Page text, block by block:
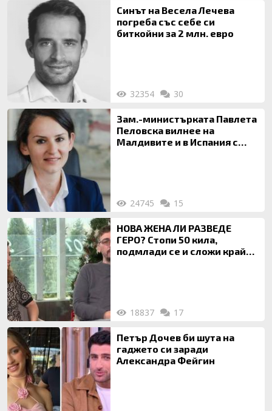
Синът на Весела Лечева
погреба със себе си
биткойни за 2 млн. евро
32354 30
Зам.-министърката Павлета
Пеловска вилнее на
Малдивите и в Испания с
24745 15
НОВА ЖЕНА ЛИ РАЗВЕДЕ
ГЕРО? Стопи 50 кила,
подмлади се и сложи край
18837 17
Петър Дочев би шута на
гаджето си заради
Александра Фейгин